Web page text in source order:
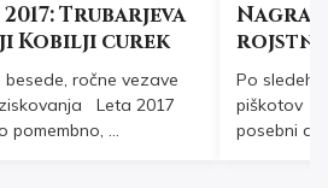
Trubarjeva
Kobilji curek
ročne vezave
Leta 2017
pomembno, ...
rojstni
Po sledeh
piškotov
posebni